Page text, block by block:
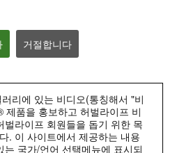
거절합니다
리에 있는 비디오(통칭해서 "비
제품을 홍보하고 허벌라이프 비
벌라이프 회원들을 돕기 위한 목
. 이 사이트에서 제공하는 내용
는 국가/언어 선택메뉴에 표시되1:15